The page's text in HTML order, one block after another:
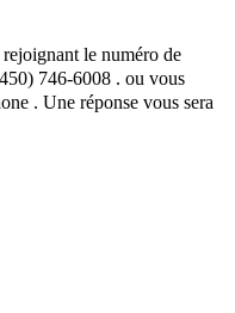
le numéro de
746-6008 . ou vous
. Une réponse vous sera